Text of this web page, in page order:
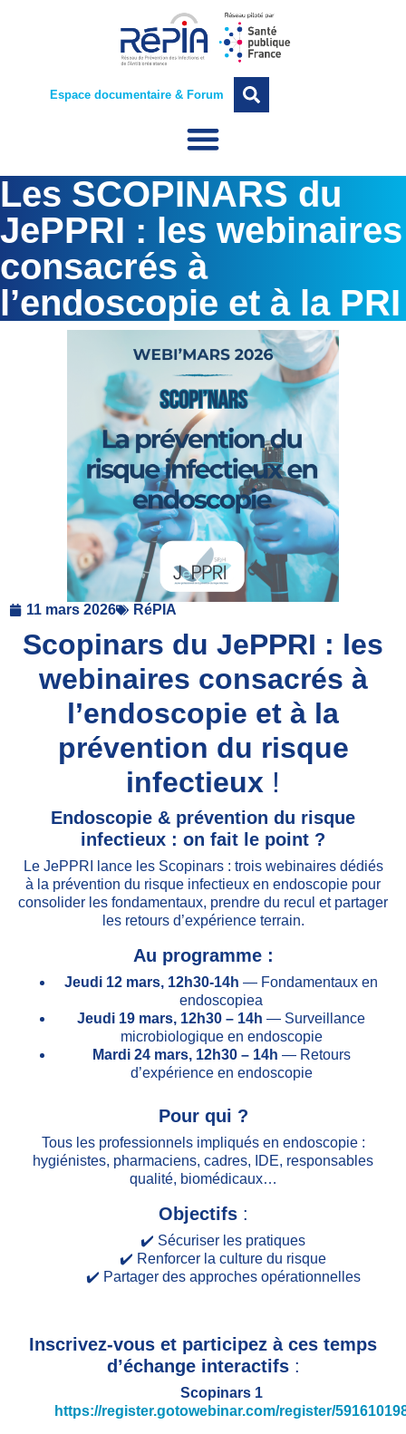
Espace documentaire & Forum
Les SCOPINARS du
JePPRI : les webinaires
consacrés à
l’endoscopie et à la PRI
11 mars 2026 RéPIA
Scopinars du JePPRI : les
webinaires consacrés à
l’endoscopie et à la
prévention du risque
infectieux !
Endoscopie & prévention du risque
infectieux : on fait le point ?
Le JePPRI lance les Scopinars : trois webinaires dédiés
à la prévention du risque infectieux en endoscopie pour
consolider les fondamentaux, prendre du recul et partager
les retours d’expérience terrain.
Au programme :
Jeudi 12 mars, 12h30-14h — Fondamentaux en
endoscopiea
Jeudi 19 mars, 12h30 – 14h — Surveillance
microbiologique en endoscopie
Mardi 24 mars, 12h30 – 14h — Retours
d’expérience en endoscopie
Pour qui ?
Tous les professionnels impliqués en endoscopie :
hygiénistes, pharmaciens, cadres, IDE, responsables
qualité, biomédicaux…
Objectifs :
✔️ Sécuriser les pratiques
✔️ Renforcer la culture du risque
✔️ Partager des approches opérationnelles
Inscrivez-vous et participez à ces temps
d’échange interactifs:
Scopinars 1
https://register.gotowebinar.com/register/